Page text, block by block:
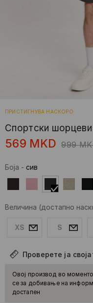
ПРИСТИГНУВА НАСКОРО
Спортски шорцеви
569 MKD 999
Боја - сив
Величина (достапно
XS S
Проверете ја
Овој производ во
се за добивање на
достапен